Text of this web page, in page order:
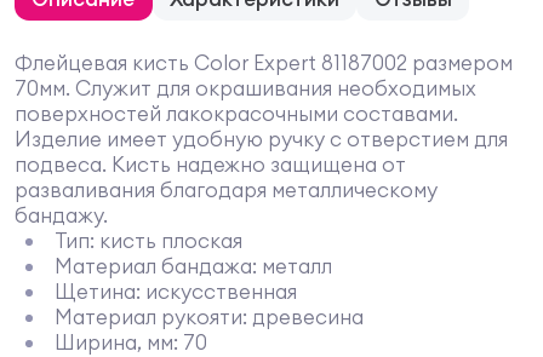
Флейцевая кисть Color Expert 81187002 размером
70мм. Служит для окрашивания необходимых
поверхностей лакокрасочными составами.
Изделие имеет удобную ручку с отверстием для
подвеса. Кисть надежно защищена от
разваливания благодаря металлическому
бандажу.
Тип: кисть плоская
Материал бандажа: металл
Щетина: искусственная
Материал рукояти: древесина
Ширина, мм: 70